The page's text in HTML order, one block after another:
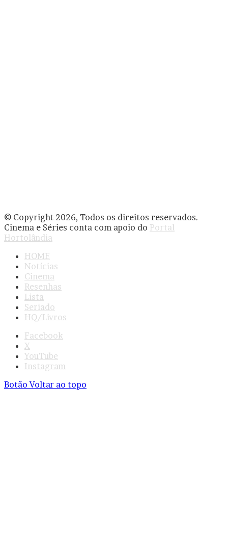
© Copyright 2026, Todos os direitos reservados.
Cinema e Séries conta com apoio do Portal
Hortolândia
HOME
Notícias
Cinema
Resenhas
Lista
Seriado
HQ/Livros
Facebook
X
YouTube
Instagram
Botão Voltar ao topo